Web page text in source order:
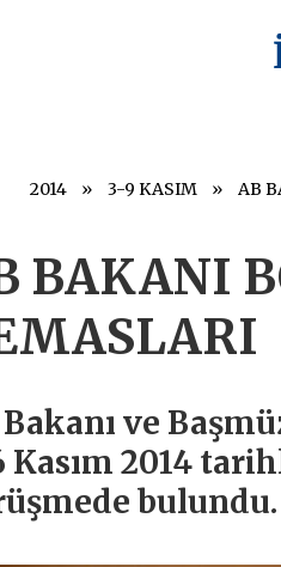
2014 3-9 KASIM AB
BAKANI
ve
Kasım 2014
bulundu.